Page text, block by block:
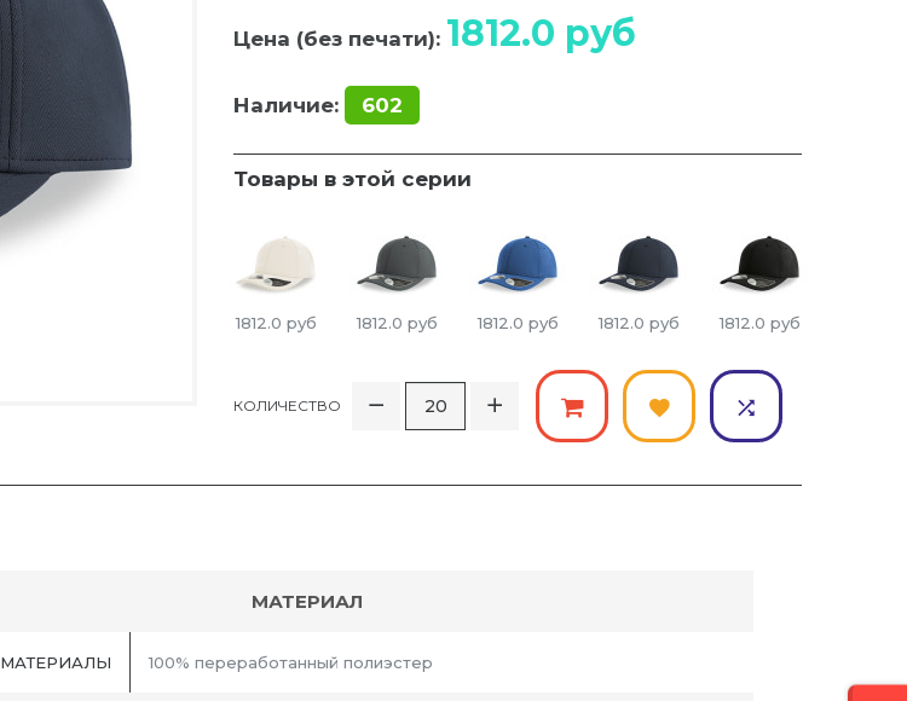
Цена (без печати): 1812.0 руб
Наличие: 602
Товары в этой серии
1812.0 руб 1812.0 руб 1812.0 руб 1812.0 руб 1812.0 руб
КОЛИЧЕСТВО
МАТЕРИАЛ
МАТЕРИАЛЫ 100% переработанный полиэстер